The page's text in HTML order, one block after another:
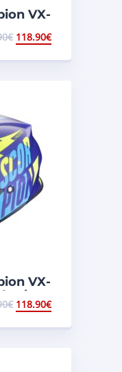
VX-
€ 118.90€
VX-
€ 118.90€